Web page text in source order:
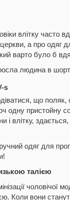
влітку часто
церкви, а про одяг
варто було б
людина в
що
одну пристойну
і влітку,
одяг для
талією
чоловічої
Коли вони